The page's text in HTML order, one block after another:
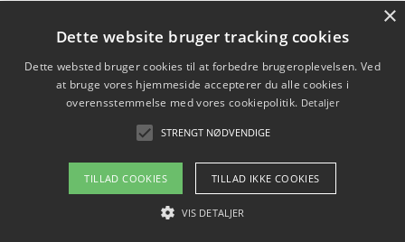
Hvordan kan gaver til unge voksne støtte bevarelsen
Copyright 2026 - Pilanto Aps
Om / kontakt
Blog Betingelser
×
Dette website bruger tracking cookies
Dette websted bruger cookies til at forbedre brugeroplevelsen. Ved
at bruge vores hjemmeside accepterer du alle cookies i
overensstemmelse med vores cookiepolitik. Detaljer
STRENGT NØDVENDIGE
TILLAD COOKIES TILLAD IKKE COOKIES
VIS DETALJER